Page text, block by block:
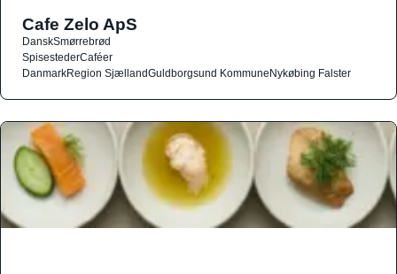
Cafe Zelo ApS
DanskSmørrebrød
SpisestederCaféer
DanmarkRegion SjællandGuldborgsund KommuneNykøbing Falster